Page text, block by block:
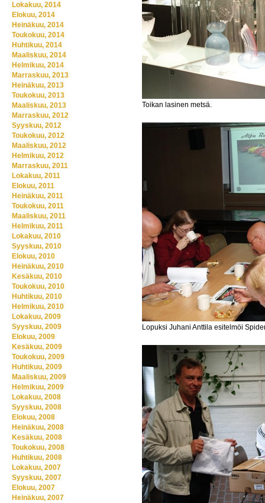
Toikan lasinen metsä.
Lopuksi Juhani Anttila esitelmöi
Lokakuu, 2014
Elokuu, 2014
Heinäkuu, 2014
Toukokuu, 2014
Huhtikuu, 2014
Maaliskuu, 2014
Helmikuu, 2014
Marraskuu, 2013
Heinäkuu, 2013
Toukokuu, 2013
Maaliskuu, 2013
Marraskuu, 2012
Syyskuu, 2012
Toukokuu, 2012
Maaliskuu, 2012
Helmikuu, 2012
Marraskuu, 2011
Lokakuu, 2011
Elokuu, 2011
Heinäkuu, 2011
Toukokuu, 2011
Maaliskuu, 2011
Helmikuu, 2011
Lokakuu, 2010
Syyskuu, 2010
Elokuu, 2010
Heinäkuu, 2010
Kesäkuu, 2010
Toukokuu, 2010
Huhtikuu, 2010
Helmikuu, 2010
Lokakuu, 2009
Syyskuu, 2009
Elokuu, 2009
Kesäkuu, 2009
Toukokuu, 2009
Huhtikuu, 2009
Maaliskuu, 2009
Helmikuu, 2009
Lokakuu, 2008
Syyskuu, 2008
Elokuu, 2008
Heinäkuu, 2008
Kesäkuu, 2008
Toukokuu, 2008
Huhtikuu, 2008
Lokakuu, 2007
Syyskuu, 2007
Elokuu, 2007
Heinäkuu, 2007